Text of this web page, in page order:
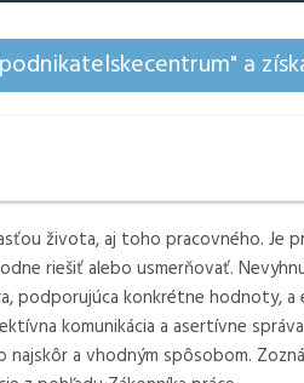
a
života, aj toho pracovného. Je
riešiť alebo usmerňovať.
podporujúca konkrétne hodnoty, a
komunikácia a asertívne
a vhodným spôsobom.